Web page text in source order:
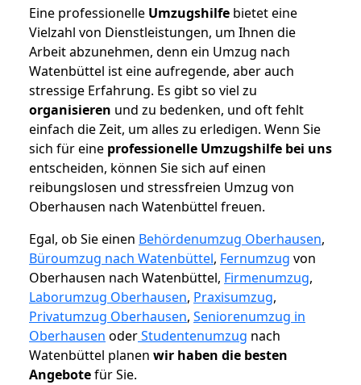
Eine professionelle Umzugshilfe bietet eine
Vielzahl von Dienstleistungen, um Ihnen die
Arbeit abzunehmen, denn ein Umzug nach
Watenbüttel ist eine aufregende, aber auch
stressige Erfahrung. Es gibt so viel zu
organisieren und zu bedenken, und oft fehlt
einfach die Zeit, um alles zu erledigen. Wenn Sie
sich für eine professionelle Umzugshilfe bei uns
entscheiden, können Sie sich auf einen
reibungslosen und stressfreien Umzug von
Oberhausen nach Watenbüttel freuen.
Egal, ob Sie einen Behördenumzug Oberhausen,
Büroumzug nach Watenbüttel, Fernumzug von
Oberhausen nach Watenbüttel, Firmenumzug,
Laborumzug Oberhausen, Praxisumzug,
Privatumzug Oberhausen, Seniorenumzug in
Oberhausen oderStudentenumzug nach
Watenbüttel planen wir haben die besten
Angebotefür Sie.